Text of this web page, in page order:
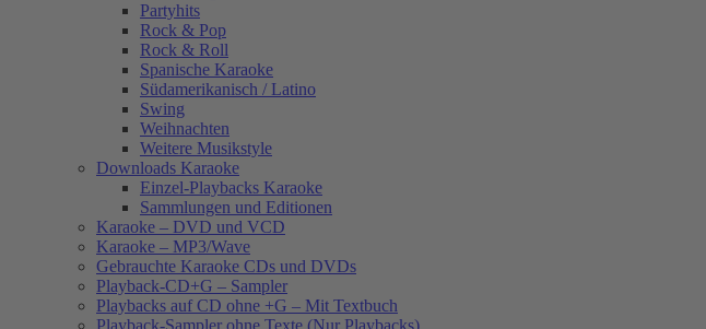
Partyhits
Rock & Pop
Rock & Roll
Spanische Karaoke
Südamerikanisch / Latino
Swing
Weihnachten
Weitere Musikstyle
Downloads Karaoke
Einzel-Playbacks Karaoke
Sammlungen und Editionen
Karaoke – DVD und VCD
Karaoke – MP3/Wave
Gebrauchte Karaoke CDs und DVDs
Playback-CD+G – Sampler
Playbacks auf CD ohne +G – Mit Textbuch
Playback-Sampler ohne Texte (Nur Playbacks)